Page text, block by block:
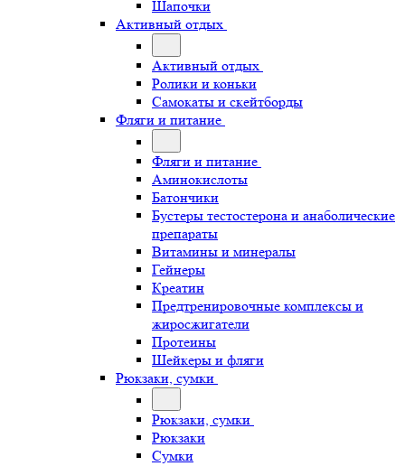
Шапочки
Активный отдых
Активный отдых
Ролики и коньки
Самокаты и скейтборды
Фляги и питание
Фляги и питание
Аминокислоты
Батончики
Бустеры тестостерона и анаболические
препараты
Витамины и минералы
Гейнеры
Креатин
Предтренировочные комплексы и
жиросжигатели
Протеины
Шейкеры и фляги
Рюкзаки, сумки
Рюкзаки, сумки
Рюкзаки
Сумки